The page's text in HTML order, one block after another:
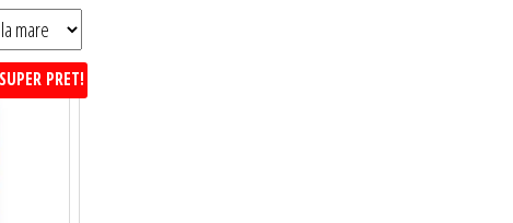
SUPER PRET!